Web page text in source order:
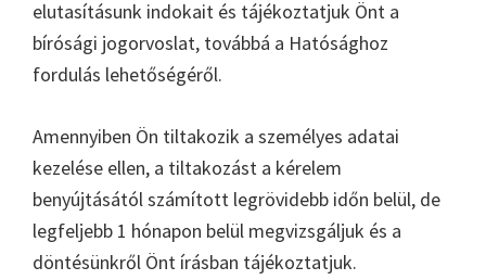
elutasításunk indokait és tájékoztatjuk Önt a
bírósági jogorvoslat, továbbá a Hatósághoz
fordulás lehetőségéről.
Amennyiben Ön tiltakozik a személyes adatai
kezelése ellen, a tiltakozást a kérelem
benyújtásától számított legrövidebb időn belül, de
legfeljebb 1 hónapon belül megvizsgáljuk és a
döntésünkről Önt írásban tájékoztatjuk.